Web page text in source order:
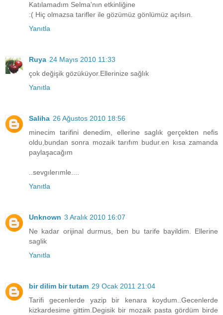
Katılamadım Selma'nın etkinliğine
:( Hiç olmazsa tarifler ile gözümüz gönlümüz açılsın.
Yanıtla
Ruya 24 Mayıs 2010 11:33
çok değişik gözüküyor.Ellerinize sağlık
Yanıtla
Saliha 26 Ağustos 2010 18:56
minecim tarifini denedim, ellerine saglık gerçekten nefis
oldu,bundan sonra mozaik tarıfım budur.en kısa zamanda
paylaşacağım
..sevgılerımle....
Yanıtla
Unknown 3 Aralık 2010 16:07
Ne kadar orijinal durmus, ben bu tarife bayildim. Ellerine
saglik
Yanıtla
bir dilim bir tutam 29 Ocak 2011 21:04
Tarifi gecenlerde yazip bir kenara koydum..Gecenlerde
kizkardesime gittim.Degisik bir mozaik pasta gördüm birde